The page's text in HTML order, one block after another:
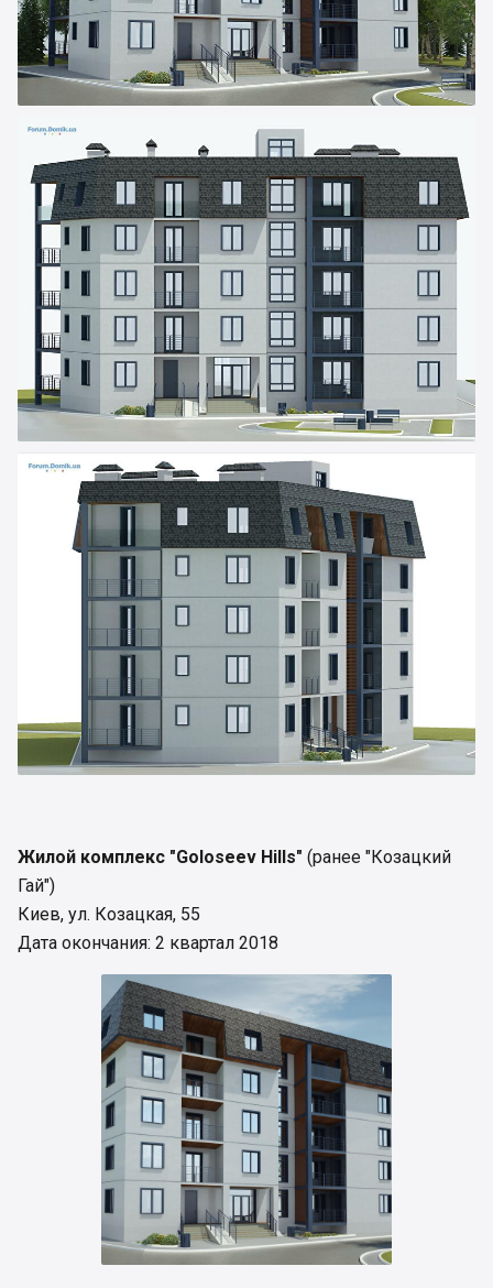
Жилой комплекс "Goloseev Hills" (ранее "Козацкий
Гай")
Киев, ул. Козацкая, 55
Дата окончания: 2 квартал 2018